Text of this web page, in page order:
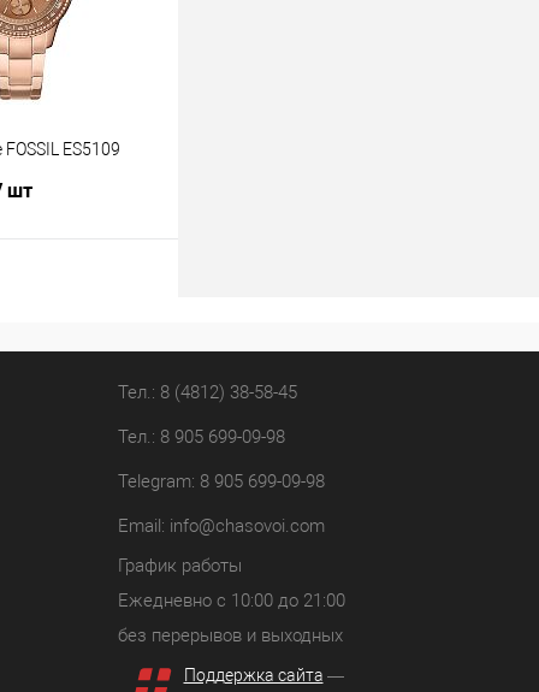
ES5109
шт
К сравнению
В наличииТел.: 8 (4812) 38-58-45
Тел.: 8 905 699-09-98
Telegram: 8 905 699-09-98
Email: info@chasovoi.com
График работы
Ежедневно с 10:00 до 21:00
без перерывов и выходных
Поддержка сайта —